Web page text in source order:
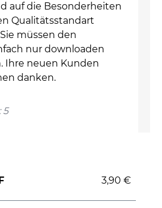
auf die Besonderheiten
Qualitätsstandart
müssen den
nur downloaden
Ihre neuen Kunden
danken.
5
3,90 €